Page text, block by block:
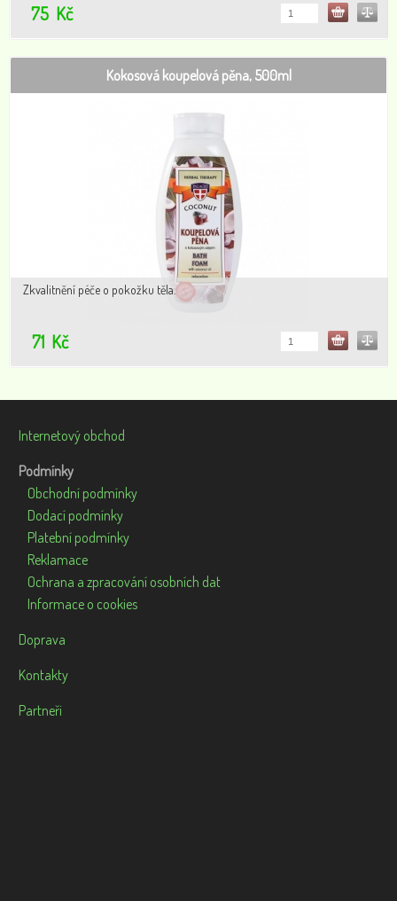
75 Kč
Kokosová koupelová pěna, 500ml
Zkvalitnění péče o pokožku těla.
71 Kč
Internetový obchod
Podmínky
Obchodní podmínky
Dodací podmínky
Platební podmínky
Reklamace
Ochrana a zpracování osobních dat
Informace o cookies
Doprava
Kontakty
Partneři